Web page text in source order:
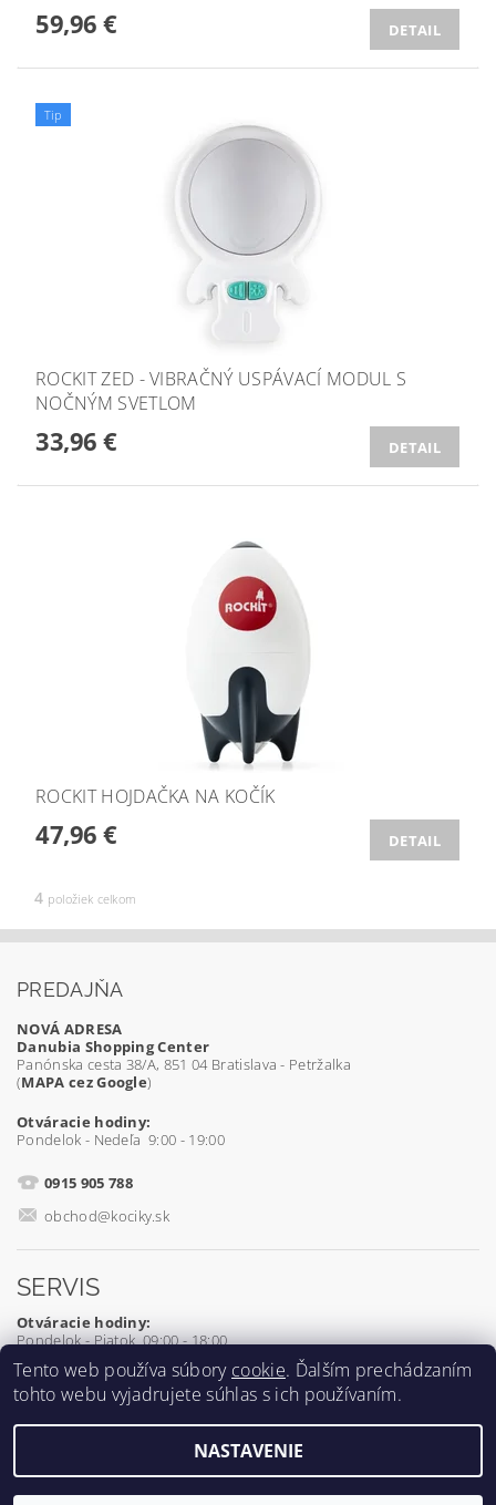
59,96 € DETAIL
Tip
ROCKIT ZED - VIBRAČNÝ USPÁVACÍ MODUL S
NOČNÝM SVETLOM
33,96 € DETAIL
ROCKIT HOJDAČKA NA KOČÍK
47,96 € DETAIL
4 položiek celkom
PREDAJŇA
NOVÁ ADRESA
Danubia Shopping Center
Panónska cesta 38/A, 851 04 Bratislava - Petržalka
(MAPA cez Google)
Otváracie hodiny:
Pondelok - Nedeľa 9:00 - 19:00
0915 905 788
obchod@kociky.sk
SERVIS
Otváracie hodiny:
Pondelok - Piatok 09:00 - 18:00
0905 539 927
2026 ©Kociky.sk, všetky práva vyhradené
Tento web používa súbory cookie. Ďalším prechádzaním
tohto webu vyjadrujete súhlas s ich používaním.
NASTAVENIE